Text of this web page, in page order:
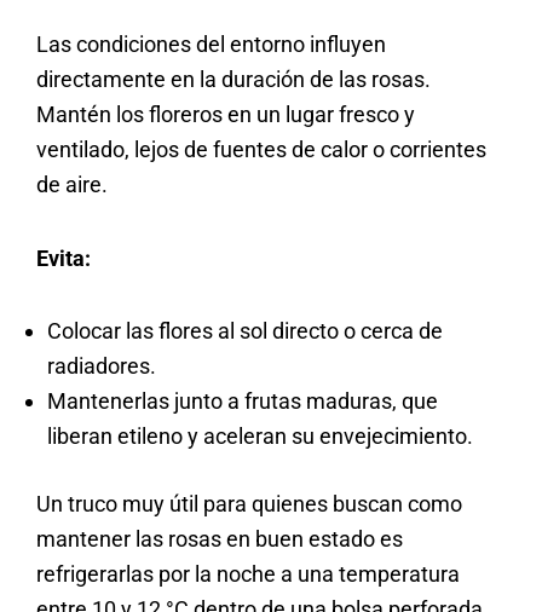
Las condiciones del entorno influyen
directamente en la duración de las rosas.
Mantén los floreros en un lugar fresco y
ventilado, lejos de fuentes de calor o corrientes
de aire.
Evita:
Colocar las flores al sol directo o cerca de
radiadores.
Mantenerlas junto a frutas maduras, que
liberan etileno y aceleran su envejecimiento.
Un truco muy útil para quienes buscan como
mantener las rosas en buen estado es
refrigerarlas por la noche a una temperatura